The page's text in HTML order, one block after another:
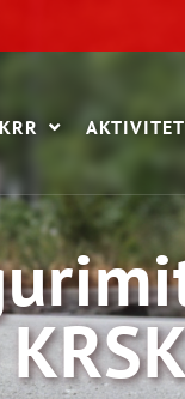
AKTIVITET